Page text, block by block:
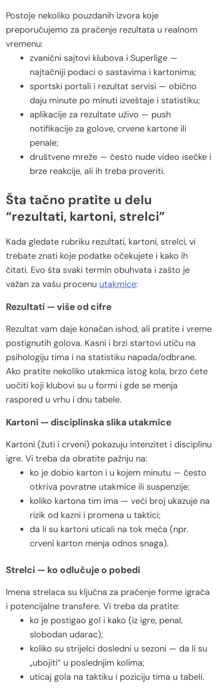
Postoje nekoliko pouzdanih izvora koje
preporučujemo za praćenje rezultata u realnom
vremenu:
zvanični sajtovi klubova i Superlige —
najtačniji podaci o sastavima i kartonima;
sportski portali i rezultat servisi — obično
daju minute po minuti izveštaje i statistiku;
aplikacije za rezultate uživo — push
notifikacije za golove, crvene kartone ili
penale;
društvene mreže — često nude video isečke i
brze reakcije, ali ih treba proveriti.
Šta tačno pratite u delu
“rezultati, kartoni, strelci”
Kada gledate rubriku rezultati, kartoni, strelci, vi
trebate znati koje podatke očekujete i kako ih
čitati. Evo šta svaki termin obuhvata i zašto je
važan za vašu procenu utakmice:
Rezultati — više od cifre
Rezultat vam daje konačan ishod, ali pratite i vreme
postignutih golova. Kasni i brzi startovi utiču na
psihologiju tima i na statistiku napada/odbrane.
Ako pratite nekoliko utakmica istog kola, brzo ćete
uočiti koji klubovi su u formi i gde se menja
raspored u vrhu i dnu tabele.
Kartoni — disciplinska slika utakmice
Kartoni (žuti i crveni) pokazuju intenzitet i disciplinu
igre. Vi treba da obratite pažnju na:
ko je dobio karton i u kojem minutu — često
otkriva povratne utakmice ili suspenzije;
koliko kartona tim ima — veći broj ukazuje na
rizik od kazni i promena u taktici;
da li su kartoni uticali na tok meča (npr.
crveni karton menja odnos snaga).
Strelci — ko odlučuje o pobedi
Imena strelaca su ključna za praćenje forme igrača
i potencijalne transfere. Vi treba da pratite:
ko je postigao gol i kako (iz igre, penal,
slobodan udarac);
koliko su strijelci dosledni u sezoni — da li su
„ubojiti“ u poslednjim kolima;
uticaj gola na taktiku i poziciju tima u tabeli.